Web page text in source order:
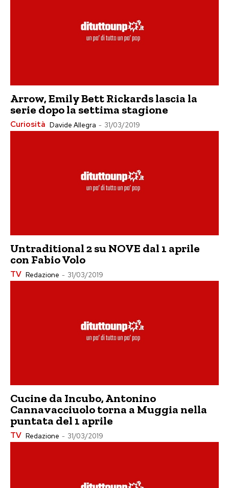
Arrow, Emily Bett Rickards lascia la
serie dopo la settima stagione
Curiosità Davide Allegra - 31/03/2019
Untraditional 2 su NOVE dal 1 aprile
con Fabio Volo
TV Redazione - 31/03/2019
Cucine da Incubo, Antonino
Cannavacciuolo torna a Muggia nella
puntata del 1 aprile
TV Redazione - 31/03/2019